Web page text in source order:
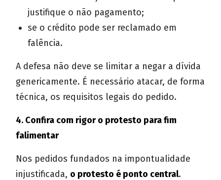
justifique o não pagamento;
se o crédito pode ser reclamado em
falência.
A defesa não deve se limitar a negar a dívida
genericamente. É necessário atacar, de forma
técnica, os requisitos legais do pedido.
4. Confira com rigor o protesto para fim
falimentar
Nos pedidos fundados na impontualidade
injustificada, o protesto é ponto central.